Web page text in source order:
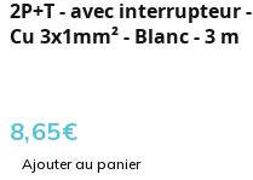
2P+T - avec interrupteur -
Cu 3x1mm² - Blanc - 3 m
8,65€
Ajouter au panier